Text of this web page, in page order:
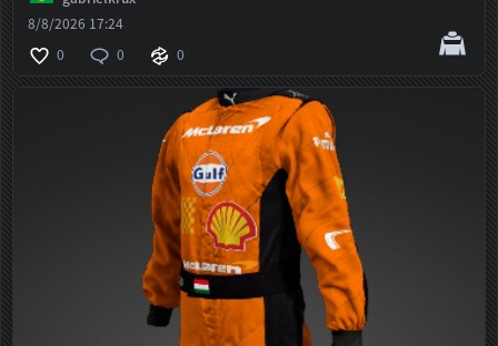
8/8/2026 17:24
0
0 0